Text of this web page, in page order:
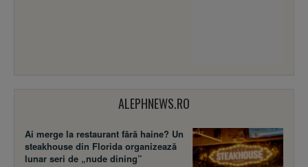
ALEPHNEWS.RO
Ai merge la restaurant fără haine? Un
steakhouse din Florida organizează
lunar seri de „nude dining”